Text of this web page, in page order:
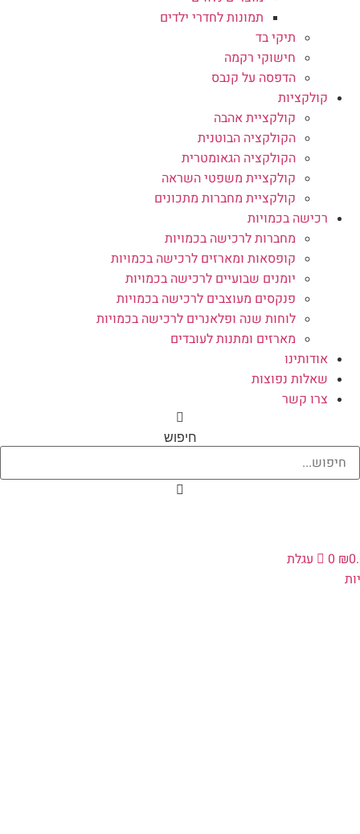
תמונות לחדרי ילדים
תיקי בד
חישוקי רקמה
הדפסה על קנבס
קולקציות
קולקציית אהבה
הקולקציה הבוטנית
הקולקציה הגאומטרית
קולקציית משפטי השראה
קולקציית מחברות מתכונים
רכישה בכמויות
מחברות לרכישה בכמויות
קופסאות ומארזים לרכישה בכמויות
יומנים שבועיים לרכישה בכמויות
פנקסים מעוצבים לרכישה בכמויות
לוחות שנה ופלאנרים לרכישה בכמויות
מארזים ומתנות לעובדים
אודותינו
שאלות נפוצות
צרו קשר
חיפוש
₪
0
עגלת